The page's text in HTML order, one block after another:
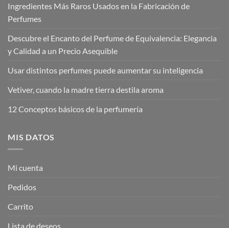
Ingredientes Más Raros Usados en la Fabricación de
Perfumes
Descubre el Encanto del Perfume de Equivalencia: Elegancia
y Calidad a un Precio Asequible
Usar distintos perfumes puede aumentar su inteligencia
Vetiver, cuando la madre tierra destila aroma
12 Conceptos básicos de la perfumería
MIS DATOS
Mi cuenta
Pedidos
Carrito
Lista de deseos